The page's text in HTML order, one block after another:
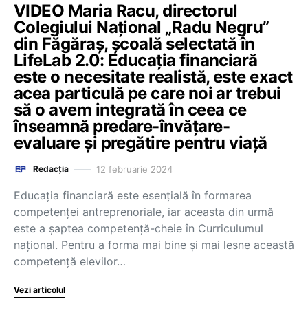
VIDEO Maria Racu, directorul
Colegiului Național „Radu Negru”
din Făgăraș, școală selectată în
LifeLab 2.0: Educația financiară
este o necesitate realistă, este exact
acea particulă pe care noi ar trebui
să o avem integrată în ceea ce
înseamnă predare-învățare-
evaluare și pregătire pentru viață
Redacția 12 februarie 2024
Educația financiară este esențială în formarea
competenței antreprenoriale, iar aceasta din urmă
este a șaptea competență-cheie în Curriculumul
național. Pentru a forma mai bine și mai lesne această
competență elevilor…
Vezi articolul